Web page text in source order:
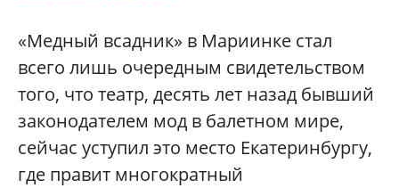
«Медный всадник» в Мариинке стал
всего лишь очередным свидетельством
того, что театр, десять лет назад бывший
законодателем мод в балетном мире,
сейчас уступил это место Екатеринбургу,
где правит многократный